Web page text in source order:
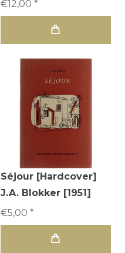
€12,00 *
Séjour [Hardcover]
J.A. Blokker [1951]
€5,00 *